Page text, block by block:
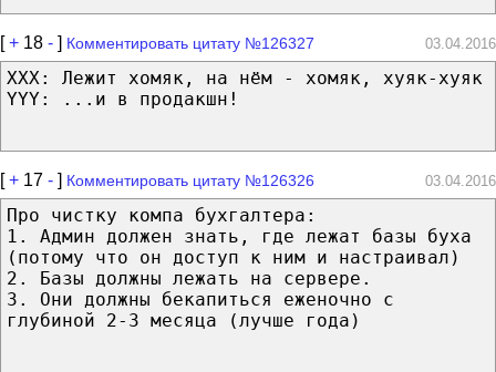
[+ 18 - ] Комментировать цитату №126327 03.04.2016
ХХХ: Лежит хомяк, на нём - хомяк, хуяк-хуяк
YYY: ...и в продакшн!
[+ 17 - ] Комментировать цитату №126326 03.04.2016
Про чистку компа бухгалтера:
1. Админ должен знать, где лежат базы буха
(потому что он доступ к ним и настраивал)
2. Базы должны лежать на сервере.
3. Они должны бекапиться еженочно с
глубиной 2-3 месяца (лучше года)